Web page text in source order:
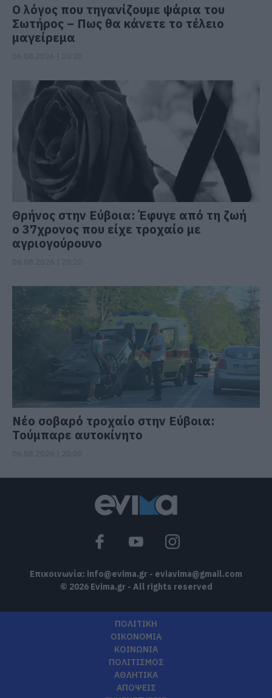
Ο λόγος που τηγανίζουμε ψάρια του
Σωτήρος – Πως θα κάνετε το τέλειο
μαγείρεμα
Θρήνος στην Εύβοια: Έφυγε από τη ζωή
ο 37χρονος που είχε τροχαίο με
αγριογούρουνο
Νέο σοβαρό τροχαίο στην Εύβοια:
Τούμπαρε αυτοκίνητο
Επικοινωνία: info@evima.gr - eviavima@gmail.com
© 2026 Evima.gr - All rights reserved
ΠΟΛΙΤΙΚΗ
ΟΙΚΟΝΟΜΙΑ
ΚΟΙΝΩΝΙΑ
ΠΟΛΙΤΙΣΜΟΣ
ΑΘΛΗΤΙΚΑ
ΑΠΟΨΕΙΣ